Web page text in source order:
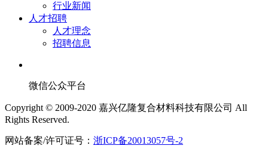
行业新闻
人才招聘
人才理念
招聘信息
微信公众平台
Copyright © 2009-2020 嘉兴亿隆复合材料科技有限公司 All
Rights Reserved.
网站备案/许可证号： 浙ICP备20013057号-2